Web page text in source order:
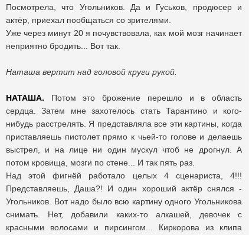
Посмотрела, что Угольников. Да и Гуськов, продюсер и
актёр, приехал пообщаться со зрителями.
Уже через минут 20 я почувствовала, как мой мозг начинает
неприятно бродить... Вот так.
Наташа вертит над головой круги рукой.
НАТАША. Потом это брожение перешло и в область
сердца. Затем мне захотелось стать Тарантино и кого-
нибудь расстрелять. Я представляла все эти картины, когда
приставляешь пистолет прямо к чьей-то голове и делаешь
выстрел, и на лице ни один мускул чтоб не дрогнул. А
потом кровища, мозги по стене... И так пять раз.
Над этой фигнёй работало целых 4 сценариста, 4!!!
Представляешь, Даша?! И один хороший актёр снялся -
Угольников. Вот надо было всю картину одного Угольникова
снимать. Нет, добавили каких-то алкашей, девочек с
красными волосами и пирсингом... Киркорова из клипа